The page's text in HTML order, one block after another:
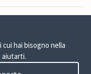
hai bisogno nella
aiutarti.